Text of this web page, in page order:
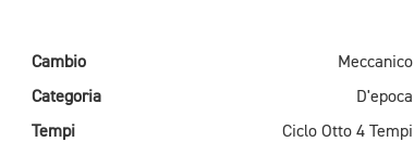
Cambio
Meccanico
Categoria
D'epoca
Tempi
Ciclo Otto 4 Tempi